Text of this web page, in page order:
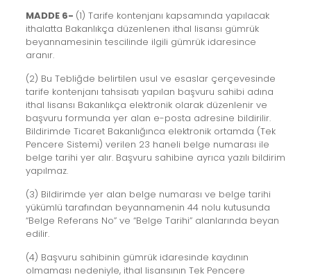
MADDE 6- (1) Tarife kontenjanı kapsamında yapılacak
ithalatta Bakanlıkça düzenlenen ithal lisansı gümrük
beyannamesinin tescilinde ilgili gümrük idaresince
aranır.
(2) Bu Tebliğde belirtilen usul ve esaslar çerçevesinde
tarife kontenjanı tahsisatı yapılan başvuru sahibi adına
ithal lisansı Bakanlıkça elektronik olarak düzenlenir ve
başvuru formunda yer alan e-posta adresine bildirilir.
Bildirimde Ticaret Bakanlığınca elektronik ortamda (Tek
Pencere Sistemi) verilen 23 haneli belge numarası ile
belge tarihi yer alır. Başvuru sahibine ayrıca yazılı bildirim
yapılmaz.
(3) Bildirimde yer alan belge numarası ve belge tarihi
yükümlü tarafından beyannamenin 44 nolu kutusunda
“Belge Referans No” ve “Belge Tarihi” alanlarında beyan
edilir.
(4) Başvuru sahibinin gümrük idaresinde kaydının
olmaması nedeniyle, ithal lisansının Tek Pencere